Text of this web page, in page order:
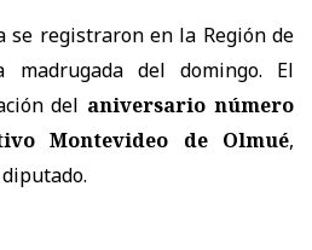
se registraron en la Región de
madrugada del domingo. El
del aniversario número
Montevideo de Olmué,